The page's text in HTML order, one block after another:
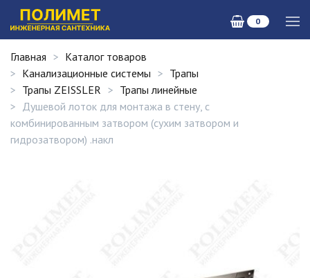
0
Главная
Каталог товаров
Канализационные системы
Трапы
Трапы ZEISSLER
Трапы линейные
Душевой лоток для монтажа в стену, с
комбинированным затвором (сухим затвором и
гидрозатвором) .накл